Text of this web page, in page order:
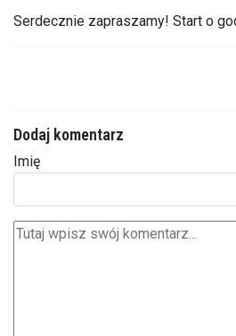
Serdecznie zapraszamy! Start o
Dodaj komentarz
Imię